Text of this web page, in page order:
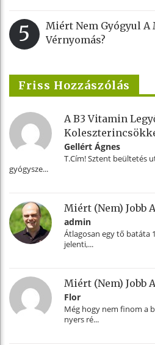
5
Miért Nem Gyógyul A
Vérnyomás?
Friss Hozzászólás
A B3 Vitamin
Gellért Ágnes
T.Cím! Sztent beültetés
gyógysze...
Miért (nem) Jobb
admin
Átlagosan egy tő batáta
jelenti,...
Miért (nem) Jobb
Flor
Még hogy nem finom a
nyers ré...